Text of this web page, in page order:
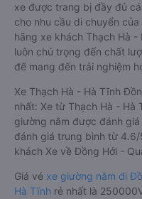
xe được trang bị đầy đủ
cho nhu cầu di chuyển
hãng xe khách Thạch Hà
luôn chú trọng đến chất
để mang đến trải nghiệm
Xe Thạch Hà - Hà Tĩnh
nhất: Xe từ Thạch Hà - Hà
giường nằm được đánh
đánh giá trung bình từ
khách Xe về Đồng Hới -
Giá vé xe giường nằm đi
Hà Tĩnh rẻ nhất là